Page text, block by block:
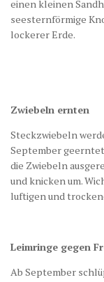
einen kleinen
seesternförmige
lockerer Erde.
Zwiebeln ernten
Steckzwiebeln
September
die Zwiebeln
und knicken um.
luftigen und
Leimringe gegen
Ab September